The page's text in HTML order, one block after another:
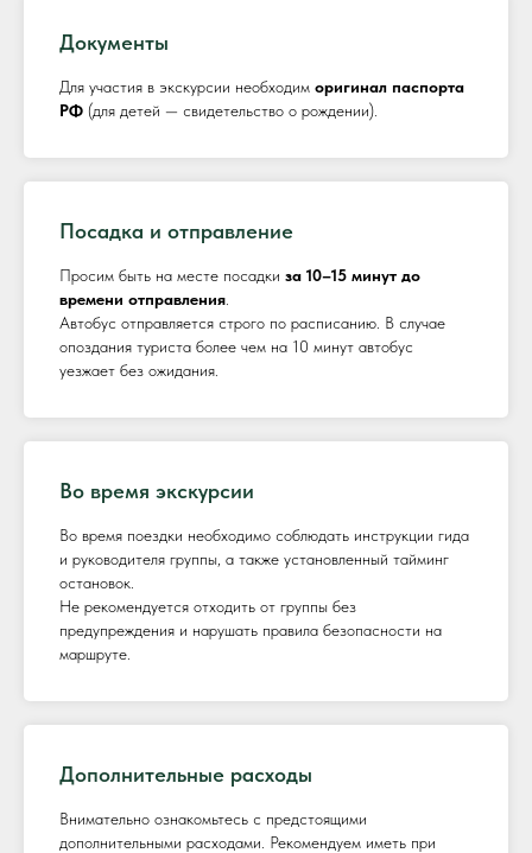
Документы
Для участия в экскурсии необходим оригинал паспорта
РФ (для детей — свидетельство о рождении).
Посадка и отправление
Просим быть на месте посадки за 10–15 минут до
времени отправления
Автобус отправляется строго по расписанию. В случае
опоздания туриста более чем на 10 минут автобус
уезжает без ожидания.
Во время экскурсии
Во время поездки необходимо соблюдать инструкции гида
и руководителя группы, а также установленный тайминг
остановок.
Не рекомендуется отходить от группы без
предупреждения и нарушать правила безопасности на
маршруте.
Дополнительные расходы
Внимательно ознакомьтесь с предстоящими
дополнительными расходами. Рекомендуем иметь при